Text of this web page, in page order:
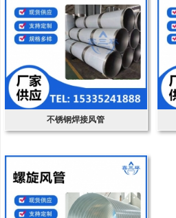
不锈钢焊接风管